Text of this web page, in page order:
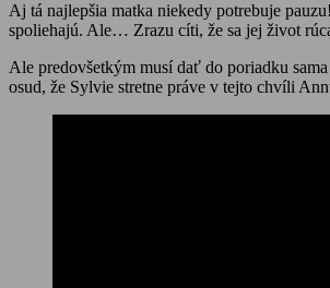
Aj tá najlepšia matka niekedy potrebuje
spoliehajú. Ale… Zrazu cíti, že sa jej život
Ale predovšetkým musí dať do poriadku
osud, že Sylvie stretne práve v tejto chvíli